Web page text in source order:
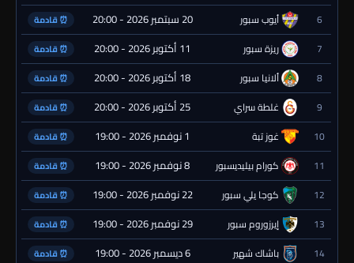
6 أيوب سبور 20 سبتمبر 2026 - 20:00 ⏰ قادمة
7 ريزة سبور 11 أكتوبر 2026 - 20:00 ⏰ قادمة
8 ألانيا سبور 18 أكتوبر 2026 - 20:00 ⏰ قادمة
9 غلطة سراي 25 أكتوبر 2026 - 20:00 ⏰ قادمة
10 غوز تبة 1 نوفمبر 2026 - 19:00 ⏰ قادمة
11 كورام بيليديسبور 8 نوفمبر 2026 - 19:00 ⏰ قادمة
12 كوجا يلي سبور 22 نوفمبر 2026 - 19:00 ⏰ قادمة
13 إيرزوروم سبور 29 نوفمبر 2026 - 19:00 ⏰ قادمة
14 باشاك شهير 6 ديسمبر 2026 - 19:00 ⏰ قادمة